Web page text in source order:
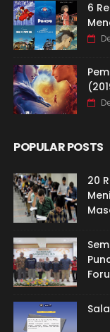
6
POPULAR POSTS
20